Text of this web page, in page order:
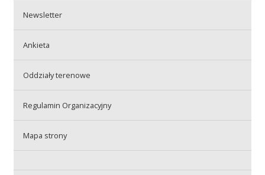
Praca
BIP
Newsletter
Ankieta
Oddziały terenowe
Regulamin Organizacyjny
Mapa strony